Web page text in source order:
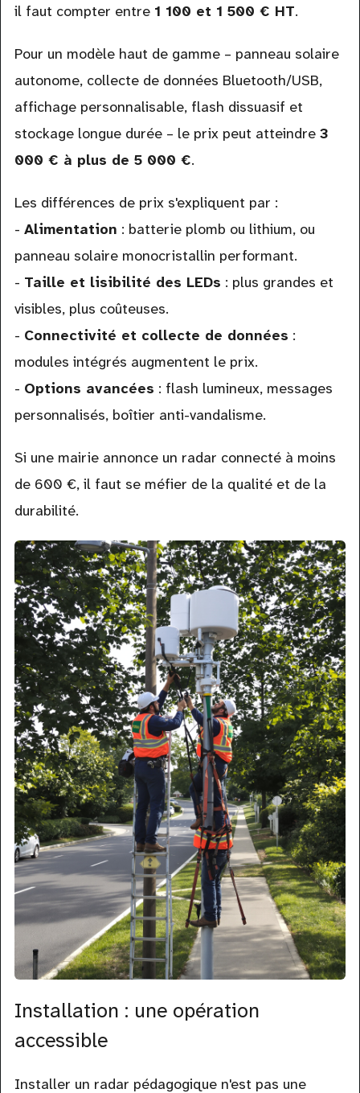
il faut compter entre 1 100 et 1 500 € HT.
Pour un modèle haut de gamme – panneau solaire
autonome, collecte de données Bluetooth/USB,
affichage personnalisable, flash dissuasif et
stockage longue durée – le prix peut atteindre 3
000 € à plus de 5 000 €.
Les différences de prix s'expliquent par :
- Alimentation : batterie plomb ou lithium, ou
panneau solaire monocristallin performant.
- Taille et lisibilité des LEDs : plus grandes et
visibles, plus coûteuses.
- Connectivité et collecte de données :
modules intégrés augmentent le prix.
- Options avancées : flash lumineux, messages
personnalisés, boîtier anti-vandalisme.
Si une mairie annonce un radar connecté à moins
de 600 €, il faut se méfier de la qualité et de la
durabilité.
Installation : une opération
accessible
Installer un radar pédagogique n'est pas une